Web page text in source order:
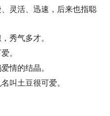
灵活、迅速，后来也指聪
秀气多才。
。
情的结晶。
叫土豆很可爱。